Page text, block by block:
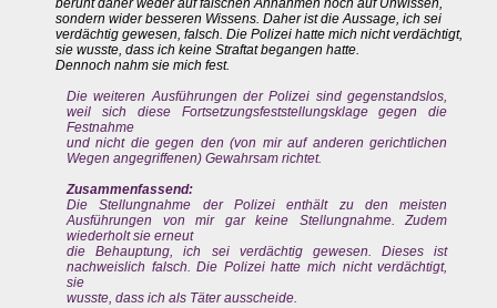
beruht daher weder auf falschen Annahmen noch auf Unwissen,
sondern wider besseren Wissens. Daher ist die Aussage, ich sei
verdächtig gewesen, falsch. Die Polizei hatte mich nicht verdächtigt,
sie wusste, dass ich keine Straftat begangen hatte.
Dennoch nahm sie mich fest.
Die weiteren Ausführungen der Polizei sind gegenstandslos,
weil sich diese Fortsetzungsfeststellungsklage gegen die
Festnahme
und nicht die gegen den (von mir auf anderen gerichtlichen
Wegen angegriffenen) Gewahrsam richtet.
Zusammenfassend:
Die Stellungnahme der Polizei enthält zu den meisten
Ausführungen von mir gar keine Stellungnahme. Zudem
wiederholt sie erneut
die Behauptung, ich sei verdächtig gewesen. Dieses ist
nachweislich falsch. Die Polizei hatte mich nicht verdächtigt,
sie
wusste, dass ich als Täter ausscheide.